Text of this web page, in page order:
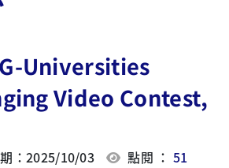
Universities
Video Contest,
：2025/10/03 點閱 ：51